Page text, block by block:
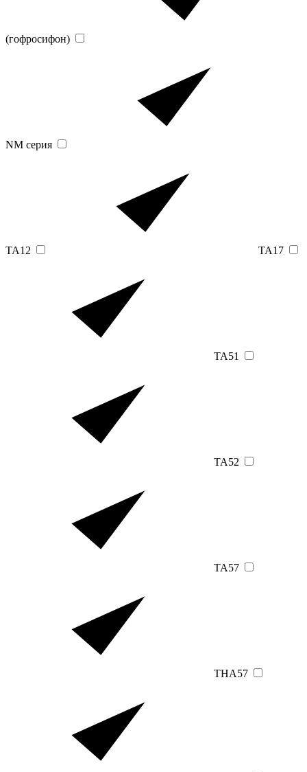
(гофросифон)
NM серия
TA12 TA17
TA51
TA52
TA57
THA57